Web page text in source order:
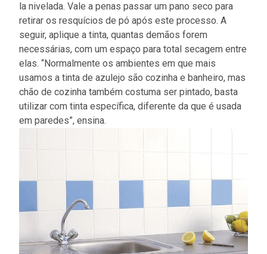
la nivelada. Vale a penas passar um pano seco para
retirar os resquícios de pó após este processo. A
seguir, aplique a tinta, quantas demãos forem
necessárias, com um espaço para total secagem entre
elas. “Normalmente os ambientes em que mais
usamos a tinta de azulejo são cozinha e banheiro, mas
chão de cozinha também costuma ser pintado, basta
utilizar com tinta específica, diferente da que é usada
em paredes”, ensina.